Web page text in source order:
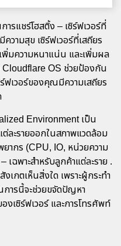
รแชร์โฮสติ้ง – เซิร์ฟเวอร์ที่
ามสุข เซิร์ฟเวอร์ที่เสถียร
พิ่มความหนาแน่น และเพิ่มผล
Cloudflare OS ช่วยป้องกัน
ฟเวอร์ของคุณมีความเสถียร
Environment เป็น
ต่ละรายออกในสภาพแวดล้อม
ากร (CPU, IO, หน่วยความ
เฉพาะสำหรับลูกค้าแต่ละราย .
เกตเห็นสิ่งใด เพราะผู้กระทำ
ารนี้จะช่วยขจัดปัญหา
งเซิร์ฟเวอร์ และการโทรศัพท์